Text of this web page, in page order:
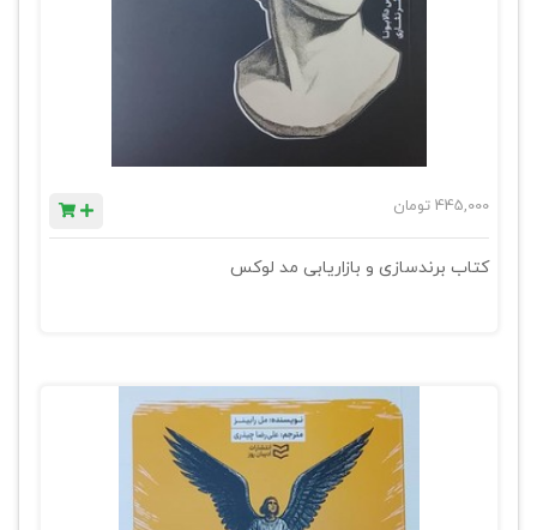
445,000 تومان
کتاب برندسازی و بازاریابی مد لوکس